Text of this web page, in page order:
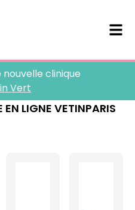
clinique
Vert
EN LIGNE VETINPARIS